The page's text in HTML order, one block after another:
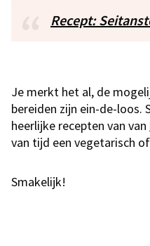
Recept:
Je merkt het al, de
bereiden zijn ein-de-loos.
heerlijke recepten van van
van tijd een vegetarisch
Smakelijk!